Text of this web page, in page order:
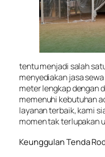
tentu menjadi salah
menyediakan jasa
meter lengkap dengan
memenuhi kebutuhan
layanan terbaik, kami
momen tak terlupakan
Keunggulan Tenda